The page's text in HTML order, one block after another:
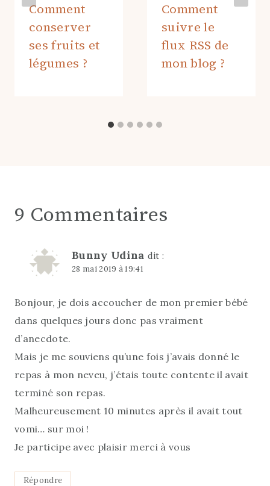
Comment
conserver
ses fruits et
légumes ?
Comment
suivre le
flux RSS de
mon blog ?
9 Commentaires
Bunny Udina dit :
28 mai 2019 à 19:41
Bonjour, je dois accoucher de mon premier bébé
dans quelques jours donc pas vraiment
d’anecdote.
Mais je me souviens qu’une fois j’avais donné le
repas à mon neveu, j’étais toute contente il avait
terminé son repas.
Malheureusement 10 minutes après il avait tout
vomi… sur moi !
Je participe avec plaisir merci à vous
Répondre